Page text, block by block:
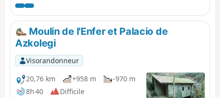
360° offerts par les différents sommets gravis durant
cette randonnée, vous pourrez également rencontrer de
nombreux rapaces, chevaux, brebis, et vaches, qui se
promènent en liberté.
Moulin de l'Enfer et Palacio de
Azkolegi
Visorandonneur
20,76 km
+958 m
-970 m
8h 40
Difficile